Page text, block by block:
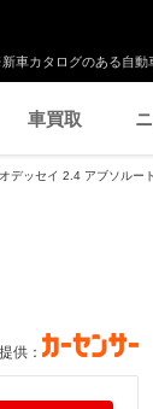
車カタログのある自動
車買取
デッセイ 2.4 アブソルー
提供：